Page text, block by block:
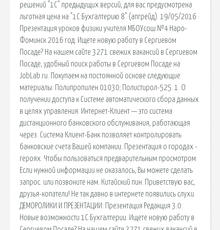
решений "1С" предыдущих версий, для вас предусмотрена
льготная цена на "1С:Бухгалтерию 8" (апгрейд). 19/05/2016 ·
Презентация уроков физики учителя МБОУсош №4 Наро-
Фоминск 2016 год. Ищете новую работу в Сергиевом
Посаде? На нашем сайте 3271 свежих вакансий в Сергиевом
Посаде, удобный поиск работы в Сергиевом Посаде на
JobLab.ru. Покупаем на постоянной основе следующие
материалы: Полипропилен 01030; Полистирол-525. 1. О
получении доступа к Системе автоматического сбора данных
в целях управления. Интернет-Клиент — это система
дистанционного банковского обслуживания, работающая
через. Система Клиент-Банк позволяет контролировать
банковские счета Вашей компании. Презентация о городах -
героях. Чтобы пользоваться предварительным просмотром.
Если нужной информации не оказалось, Вы можете сделать
запрос. или позвоните нам. Китайский пин. Приветствую вас,
друзья-копатели! Не так давно в интернете появились слухи.
ДЕМОРОЛИКИ И ПРЕЗЕНТАЦИИ: Презентация Редакция 3.0:
Новые возможности 1С:Бухгалтерии. Ищете новую работу в